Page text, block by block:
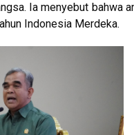
Ia menyebut bahwa
Indonesia Merdeka.